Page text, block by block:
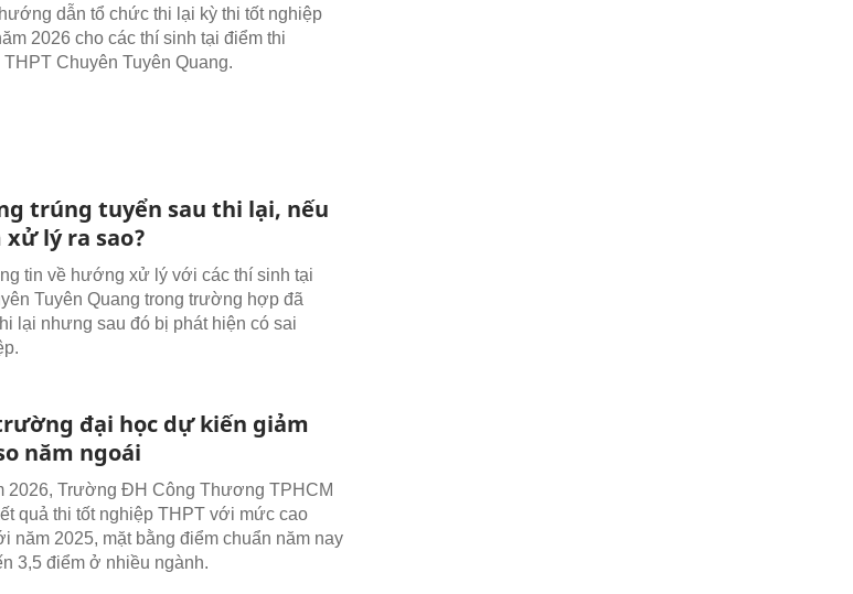
dẫn tổ chức thi lại kỳ thi tốt nghiệp
2026 cho các thí sinh tại điểm thi
Chuyên Tuyên Quang.
trúng tuyển sau thi lại, nếu
lý ra sao?
tin về hướng xử lý với các thí sinh tại
Tuyên Quang trong trường hợp đã
lại nhưng sau đó bị phát hiện có sai
đại học dự kiến giảm
năm ngoái
2026, Trường ĐH Công Thương TPHCM
quả thi tốt nghiệp THPT với mức cao
năm 2025, mặt bằng điểm chuẩn năm nay
3,5 điểm ở nhiều ngành.